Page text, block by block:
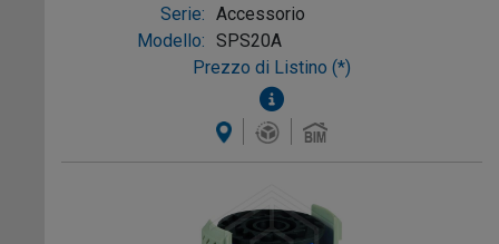
Serie: Accessorio
Modello: SPS20A
Prezzo di Listino (*)